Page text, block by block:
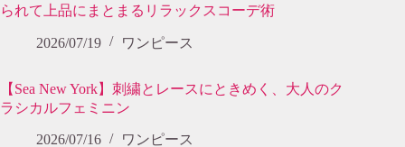
られて上品にまとまるリラックスコーデ術
2026/07/19 ワンピース
【Sea New York】刺繍とレースにときめく、大人のク
ラシカルフェミニン
2026/07/16 ワンピース